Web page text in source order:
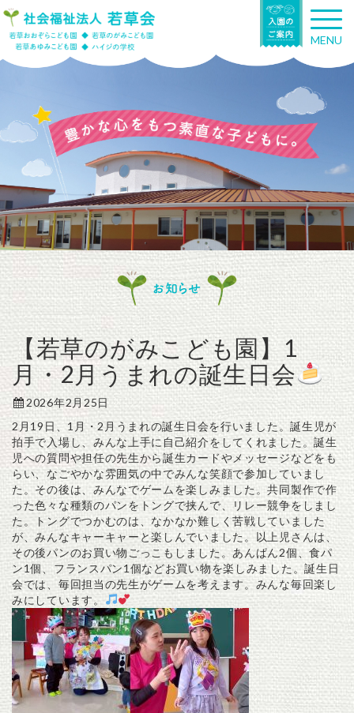
T
o
g
n
g
a
t
n
MENU
お知らせ
【若草のがみこども園】1
月・2月うまれの誕生日会
2026年2月25日
2月19日、1月・2月うまれの誕生日会を行いました。誕生児が
拍手で入場し、みんな上手に自己紹介をしてくれました。誕生
児への質問や担任の先生から誕生カードやメッセージなどをも
らい、なごやかな雰囲気の中でみんな笑顔で参加していまし
た。その後は、みんなでゲームを楽しみました。共同製作で作
った色々な種類のパンをトングで挟んで、リレー競争をしまし
た。トングでつかむのは、なかなか難しく苦戦していました
が、みんなキャーキャーと楽しんでいました。以上児さんは、
その後パンのお買い物ごっこもしました。あんぱん2個、食パ
ン1個、フランスパン1個などお買い物を楽しみました。誕生日
会では、毎回担当の先生がゲームを考えます。みんな毎回楽し
みにしています。